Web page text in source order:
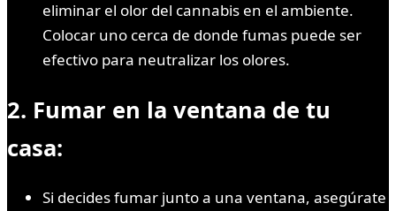
eliminar el olor del cannabis en el ambiente.
Colocar uno cerca de donde fumas puede ser
efectivo para neutralizar los olores.
2. Fumar en la ventana de tu
casa:
Si decides fumar junto a una ventana, asegúrate